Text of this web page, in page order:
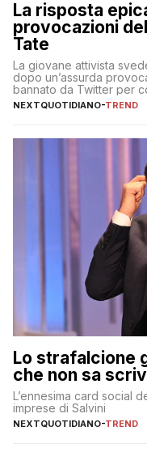
La risposta
provocazioni
Tate
La giovane attivista
dopo un’assurda
bannato da Twitter per
di Elon Musk
NEXTQUOTIDIANO-TREND
Lo strafalcione
che non sa
L’ennesima card social
imprese di Salvini
NEXTQUOTIDIANO-TREND